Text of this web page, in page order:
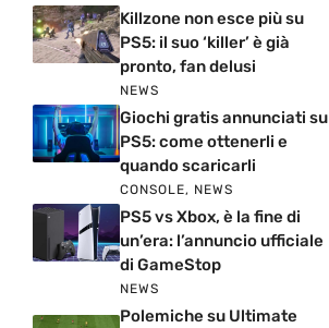
Killzone non esce più su
PS5: il suo ‘killer’ è già
pronto, fan delusi
NEWS
Giochi gratis annunciati su
PS5: come ottenerli e
quando scaricarli
CONSOLE, NEWS
PS5 vs Xbox, è la fine di
un’era: l’annuncio ufficiale
di GameStop
NEWS
Polemiche su Ultimate